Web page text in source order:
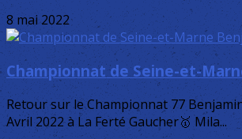
8 mai 2022
Championnat de Seine-et-
Retour sur le Championnat 77
Avril 2022 à La Ferté Gaucher🥇 Mila...